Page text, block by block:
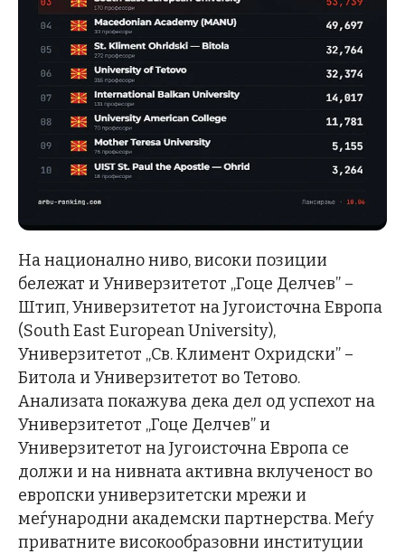
На национално ниво, високи позиции
бележат и Универзитетот „Гоце Делчев” –
Штип, Универзитетот на Југоисточна Европа
(South East European University),
Универзитетот „Св. Климент Охридски” –
Битола и Универзитетот во Тетово.
Анализата покажува дека дел од успехот на
Универзитетот „Гоце Делчев” и
Универзитетот на Југоисточна Европа се
должи и на нивната активна вклученост во
европски универзитетски мрежи и
меѓународни академски партнерства. Меѓу
приватните високообразовни институции